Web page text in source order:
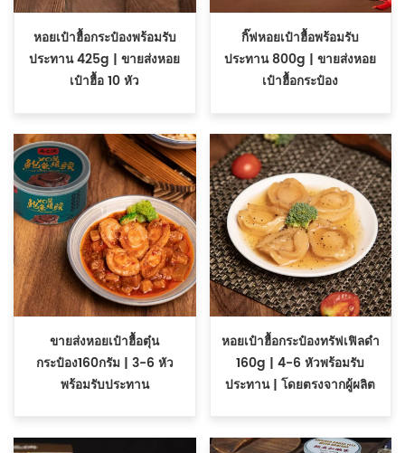
หอยเป๋าฮื้อกระป๋องพร้อมรับ
ประทาน 425g | ขายส่งหอย
เป๋าฮื้อ 10 หัว
กิ๊ฟหอยเป๋าฮื้อพร้อมรับ
ประทาน 800g | ขายส่งหอย
เป๋าฮื้อกระป๋อง
ขายส่งหอยเป๋าฮื้อตุ๋น
กระป๋อง160กรัม | 3-6 หัว
พร้อมรับประทาน
หอยเป๋าฮื้อกระป๋องทรัฟเฟิลดำ
160g | 4-6 หัวพร้อมรับ
ประทาน | โดยตรงจากผู้ผลิต